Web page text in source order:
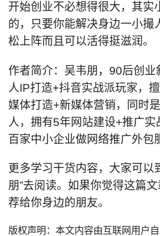
开始创业不必想得很大，其实
的，只要你能解决身边一小撮
松上阵而且可以活得挺滋润。
作者简介：吴韦朋，90后创业
人IP打造+抖音实战派玩家，
媒体打造+新媒体营销，同时
人，拥有5年网站建设+推广实
百家中小企业做网络推广外包
更多学习干货内容，大家可以
朋”去阅读。如果你觉得这篇
荐给你身边的朋友。
版权声明：本文内容由互联网用户